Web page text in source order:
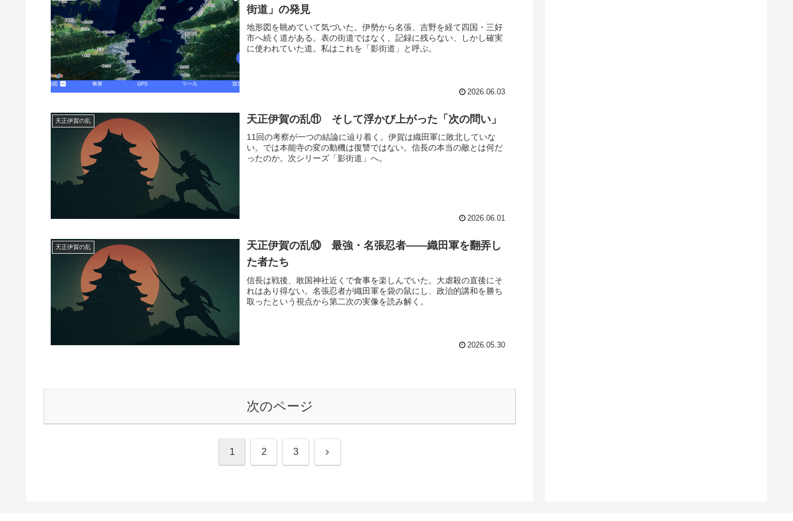
街道」の発見
地形図を眺めていて気づいた。伊勢から名張、吉野を経て四国・三好
市へ続く道がある。表の街道ではなく、記録に残らない、しかし確実
に使われていた道。私はこれを「影街道」と呼ぶ。
2026.06.03
天正伊賀の乱 天正伊賀の乱⑪ そして浮かび上がった「次の問い」
11回の考察が一つの結論に辿り着く。伊賀は織田軍に敗北していな
い。では本能寺の変の動機は復讐ではない。信長の本当の敵とは何だ
ったのか。次シリーズ「影街道」へ。
2026.06.01
天正伊賀の乱
天正伊賀の乱⑩ 最強・名張忍者――織田軍を翻弄し
た者たち
信長は戦後、敢国神社近くで食事を楽しんでいた。大虐殺の直後にそ
れはあり得ない。名張忍者が織田軍を袋の鼠にし、政治的講和を勝ち
取ったという視点から第二次の実像を読み解く。
2026.05.30
次のページ
1 2 3 次